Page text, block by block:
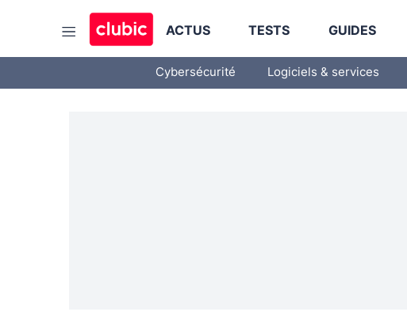
ACTUS TESTS GUIDES
Cybersécurité Logiciels & services